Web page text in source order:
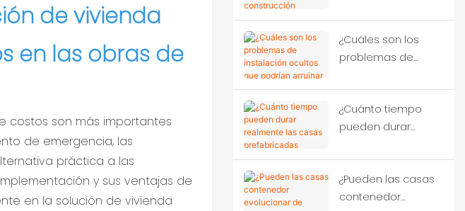
de vivienda
en las obras de
costos son más importantes
de emergencia, las
práctica a las
y sus ventajas de
en la solución de vivienda
construcción
sostenible que está
transformando la
moderna.
¿Cuáles son los
problemas de
que podrían
arruinar su inversión
en sistemas
¿Cuánto tiempo
pueden durar
casas
prefabricadas
hechas con
¿Pueden las casas
contenedor